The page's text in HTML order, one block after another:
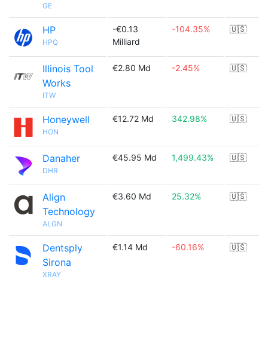
GE
HP
HPQ
-€0.13
Milliard
-104.35% 🇺🇸
Illinois Tool
Works
ITW
€2.80 Md -2.45% 🇺🇸
Honeywell
HON
€12.72 Md 342.98% 🇺🇸
Danaher
DHR
€45.95 Md 1,499.43% 🇺🇸
Align
Technology
ALGN
€3.60 Md 25.32% 🇺🇸
Dentsply
Sirona
XRAY
€1.14 Md -60.16% 🇺🇸